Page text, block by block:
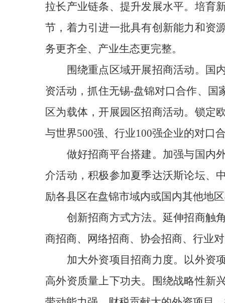
拉长产业链条、提升发展水平。培育
节，着力引进一批具有创新能力和资
务更齐全、产业生态更完整。
围绕重点区域开展招商活动。
国
资活动，抓住无锡-盘锦对口合作、国
区为载体，开展园区招商活动。 锁定
与世界500强、行业100强企业的对口
做好招商平台搭建。 加强与国内
介活动，积极参加夏季达沃斯论坛、
励各县区在盘锦市域内或国内其他地
创新招商方式方法。 延伸招商触
商招商、网络招商、协会招商、行业
加大外资项目招商力度。
以外资
高外资质量上下功夫。围绕战略性新